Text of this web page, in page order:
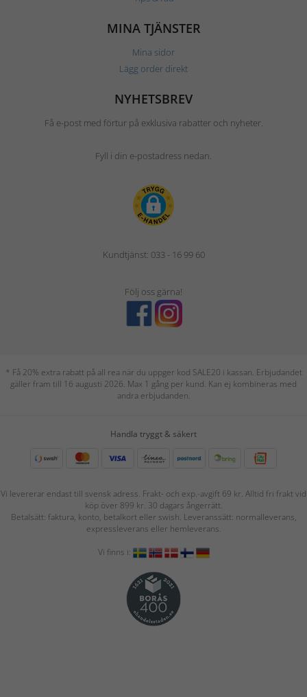
MINA TJÄNSTER
Mina sidor
Lägg order direkt
NYHETSBREV
Få e-post med förtur på exklusiva rabatter och nyheter.
Fyll i din e-postadress nedan.
Kundtjänst: 033 - 16 99 60
Följ oss gärna!
* Få 20% extra rabatt på all rea när du uppger kod SALE20 i kassan. Erbjudandet
gäller fram till 16 augusti 2026. Max 1 gång per kund. Kan ej kombineras med
andra erbjudanden.
Handla tryggt & säkert
Vi levererar endast till svensk adress. Frakt- och exp.-avgift 69 kr. Alltid fri frakt vid
köp över 899 kr. 30 dagars ångerrätt.
Betalsätt: faktura, konto, betalkort eller swish. Leveranssätt: normalleverans,
expressleverans eller hemleverans.
Vi finns i: